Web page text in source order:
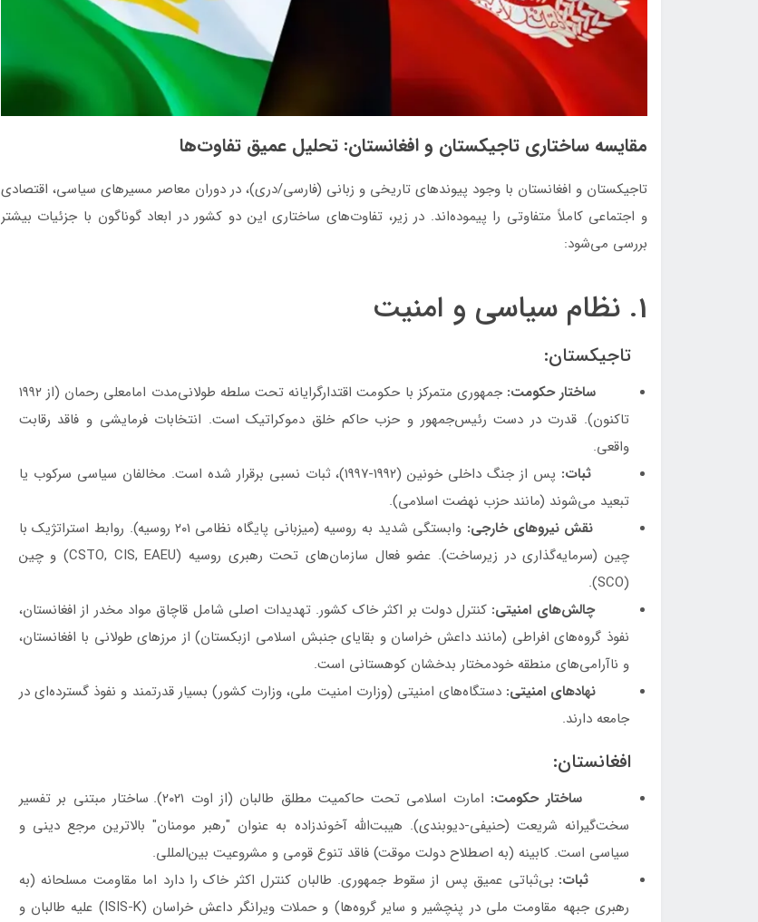
مقایسه ساختاری تاجیکستان و افغانستان: تحلیل عمیق تفاوت‌ها
تاجیکستان و افغانستان با وجود پیوندهای تاریخی و زبانی (فارسی/دری)، در دوران معاصر مسیرهای سیاسی، اقتصادی
و اجتماعی کاملاً متفاوتی را پیموده‌اند. در زیر، تفاوت‌های ساختاری این دو کشور در ابعاد گوناگون با جزئیات بیشتر
بررسی می‌شود:
1. نظام سیاسی و امنیت
تاجیکستان:
ساختار حکومت:
جمهوری متمرکز با حکومت اقتدارگرایانه تحت سلطه طولانی‌مدت امامعلی رحمان (از ۱۹۹۲
تاکنون). قدرت در دست رئیس‌جمهور و حزب حاکم خلق دموکراتیک است. انتخابات فرمایشی و فاقد رقابت
واقعی.
ثبات:
پس از جنگ داخلی خونین (۱۹۹۲-۱۹۹۷)، ثبات نسبی برقرار شده است. مخالفان سیاسی سرکوب یا
تبعید می‌شوند (مانند حزب نهضت اسلامی).
نقش نیروهای خارجی:
وابستگی شدید به روسیه (میزبانی پایگاه نظامی ۲۰۱ روسیه). روابط استراتژیک با
چین (سرمایه‌گذاری در زیرساخت). عضو فعال سازمان‌های تحت رهبری روسیه (CSTO, CIS, EAEU) و چین
(SCO).
چالش‌های امنیتی: کنترل دولت بر اکثر خاک کشور. تهدیدات اصلی شامل قاچاق مواد مخدر از افغانستان،
نفوذ گروه‌های افراطی (مانند داعش خراسان و بقایای جنبش اسلامی ازبکستان) از مرزهای طولانی با افغانستان،
و ناآرامی‌های منطقه خودمختار بدخشان کوهستانی است.
نهادهای امنیتی: دستگاه‌های امنیتی (وزارت امنیت ملی، وزارت کشور) بسیار قدرتمند و نفوذ گسترده‌ای در
جامعه دارند.
افغانستان:
ساختار حکومت:
امارت اسلامی تحت حاکمیت مطلق طالبان (از اوت ۲۰۲۱). ساختار مبتنی بر تفسیر
سخت‌گیرانه شریعت (حنیفی-دیوبندی). هیبت‌الله آخوندزاده به عنوان "رهبر مومنان" بالاترین مرجع دینی و
سیاسی است. کابینه (به اصطلاح دولت موقت) فاقد تنوع قومی و مشروعیت بین‌المللی.
ثبات: بی‌ثباتی عمیق پس از سقوط جمهوری. طالبان کنترل اکثر خاک را دارد اما مقاومت مسلحانه (به
رهبری جبهه مقاومت ملی در پنچشیر و سایر گروه‌ها) و حملات ویرانگر داعش خراسان (ISIS-K) علیه طالبان و